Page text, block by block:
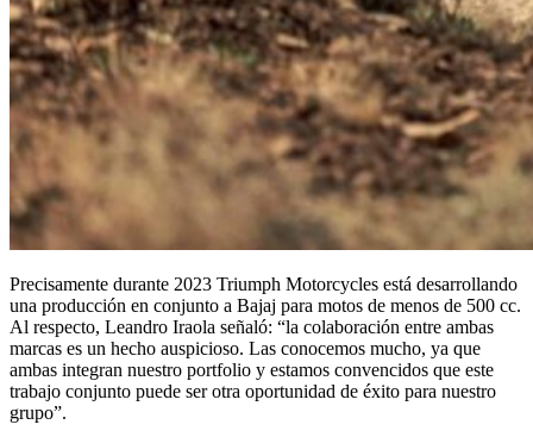
Precisamente durante 2023 Triumph Motorcycles está desarrollando
una producción en conjunto a Bajaj para motos de menos de 500 cc.
Al respecto, Leandro Iraola señaló: “la colaboración entre ambas
marcas es un hecho auspicioso. Las conocemos mucho, ya que
ambas integran nuestro portfolio y estamos convencidos que este
trabajo conjunto puede ser otra oportunidad de éxito para nuestro
grupo”.